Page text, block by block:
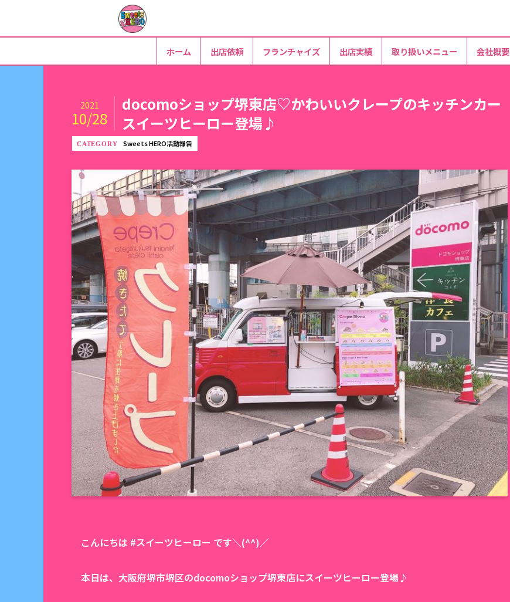
docomoショップ堺東店♡かわいいクレープのキッチンカー
スイーツヒーロー登場♪
2021
10/28
Sweets HERO活動報告
こんにちは #スイーツヒーロー です＼(^^)／
本日は、大阪府堺市堺区のdocomoショップ堺東店にスイーツヒーロー登場♪
ホーム 出店依頼 フランチャイズ 出店実績 取り扱いメニュー 会社概要